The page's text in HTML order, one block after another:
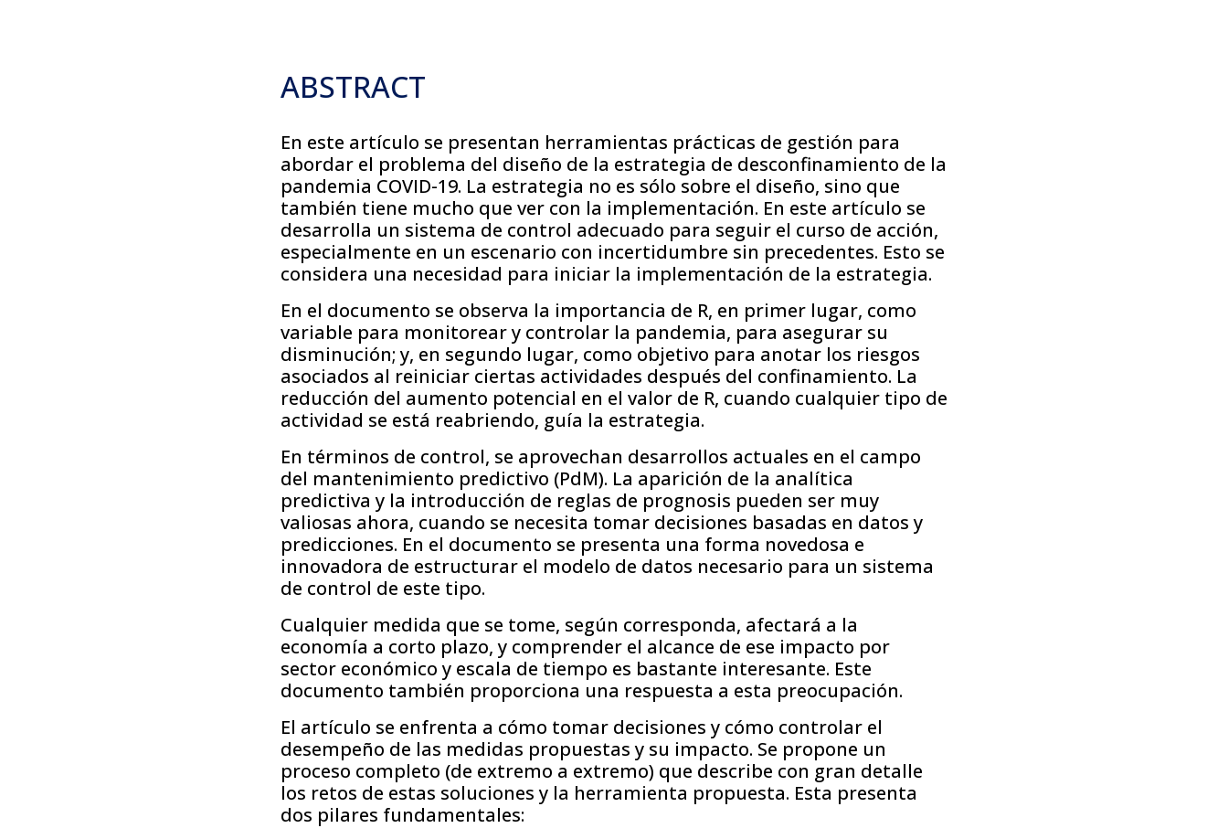
ABSTRACT
En este artículo se presentan herramientas prácticas de gestión para
abordar el problema del diseño de la estrategia de desconfinamiento de la
pandemia COVID-19. La estrategia no es sólo sobre el diseño, sino que
también tiene mucho que ver con la implementación. En este artículo se
desarrolla un sistema de control adecuado para seguir el curso de acción,
especialmente en un escenario con incertidumbre sin precedentes. Esto se
considera una necesidad para iniciar la implementación de la estrategia.
En el documento se observa la importancia de R, en primer lugar, como
variable para monitorear y controlar la pandemia, para asegurar su
disminución; y, en segundo lugar, como objetivo para anotar los riesgos
asociados al reiniciar ciertas actividades después del confinamiento. La
reducción del aumento potencial en el valor de R, cuando cualquier tipo de
actividad se está reabriendo, guía la estrategia.
En términos de control, se aprovechan desarrollos actuales en el campo
del mantenimiento predictivo (PdM). La aparición de la analítica
predictiva y la introducción de reglas de prognosis pueden ser muy
valiosas ahora, cuando se necesita tomar decisiones basadas en datos y
predicciones. En el documento se presenta una forma novedosa e
innovadora de estructurar el modelo de datos necesario para un sistema
de control de este tipo.
Cualquier medida que se tome, según corresponda, afectará a la
economía a corto plazo, y comprender el alcance de ese impacto por
sector económico y escala de tiempo es bastante interesante. Este
documento también proporciona una respuesta a esta preocupación.
El artículo se enfrenta a cómo tomar decisiones y cómo controlar el
desempeño de las medidas propuestas y su impacto. Se propone un
proceso completo (de extremo a extremo) que describe con gran detalle
los retos de estas soluciones y la herramienta propuesta. Esta presenta
dos pilares fundamentales: